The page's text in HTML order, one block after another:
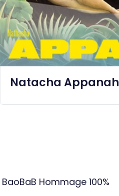
Natacha Appanah
BaoBaB Hommage 100%